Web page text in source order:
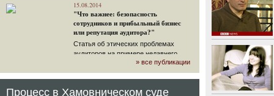
15.08.2014
"Что важнее: безопасность
сотрудников и прибыльный бизнес
или репутация аудитора?"
Статья об этических проблемах
аудиторов на примере недавнего
громкого арбитражного решения по
ЮКОСу. (navalny.com)
» все публикации
Процесс в Хамовническом суде